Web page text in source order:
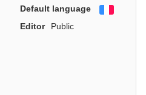
Default language
Editor
Public